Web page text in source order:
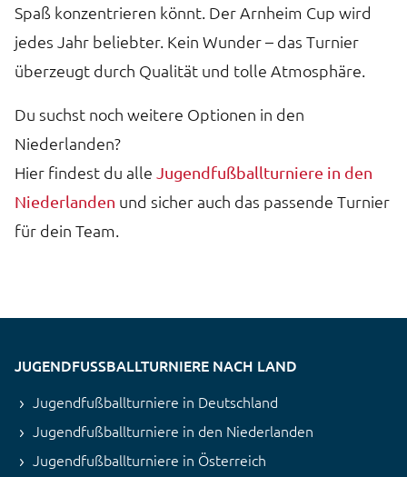
Spaß konzentrieren könnt. Der Arnheim Cup wird
jedes Jahr beliebter. Kein Wunder – das Turnier
überzeugt durch Qualität und tolle Atmosphäre.
Du suchst noch weitere Optionen in den
Niederlanden?
Hier findest du alle Jugendfußballturniere in den
Niederlanden und sicher auch das passende Turnier
für dein Team.
JUGENDFUSSBALLTURNIERE NACH LAND
Jugendfußballturniere in Deutschland
Jugendfußballturniere in den Niederlanden
Jugendfußballturniere in Österreich